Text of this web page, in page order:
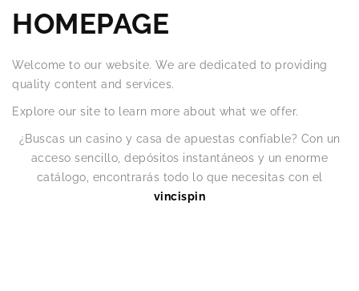
HOMEPAGE
Welcome to our website. We are dedicated to providing
quality content and services.
Explore our site to learn more about what we offer.
¿Buscas un casino y casa de apuestas confiable? Con un
acceso sencillo, depósitos instantáneos y un enorme
catálogo, encontrarás todo lo que necesitas con el
vincispin